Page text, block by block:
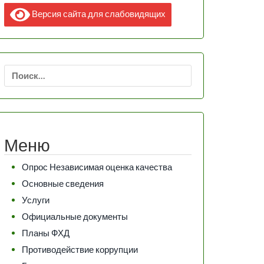
Версия сайта для слабовидящих
Найти:
Меню
Опрос Независимая оценка качества
Основные сведения
Услуги
Официальные документы
Планы ФХД
Противодействие коррупции